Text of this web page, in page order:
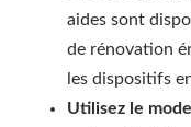
aides sont
de rénovation
les dispositifs
Utilisez le